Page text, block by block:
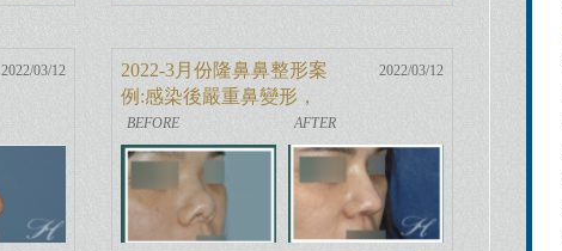
2022/03/12
2022-3月份隆鼻鼻整形案
例:感染後嚴重鼻變形，
全自體肋骨鼻重建
2022/03/12